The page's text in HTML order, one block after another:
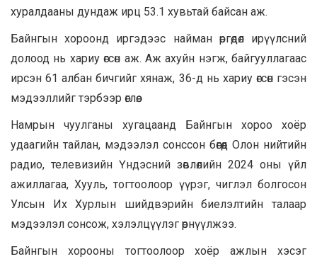
хуралдааны дундаж ирц 53.1 хувьтай байсан аж.
Байнгын хороонд иргэдээс найман өргөдөл ирүүлсний
долоод нь хариу өгсөн аж. Аж ахуйн нэгж, байгууллагаас
ирсэн 61 албан бичгийг хянаж, 36-д нь хариу өгсөн гэсэн
мэдээллийг тэрбээр өглөө.
Намрын чуулганы хугацаанд Байнгын хороо хоёр
удаагийн тайлан, мэдээлэл сонссон бөгөөд Олон нийтийн
радио, телевизийн Үндэсний зөвлөлийн 2024 оны үйл
ажиллагаа, Хууль, тогтоолоор үүрэг, чиглэл болгосон
Улсын Их Хурлын шийдвэрийн биелэлтийн талаар
мэдээлэл сонсож, хэлэлцүүлэг өрнүүлжээ.
Байнгын хорооны тогтоолоор хоёр ажлын хэсэг